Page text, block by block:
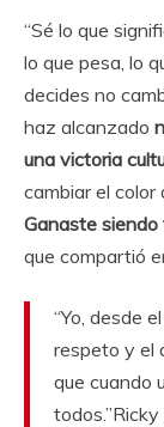
“Sé lo que
lo que pesa, lo
decides no
haz alcanzado
una victoria
cambiar el color
Ganaste
que compartió
Yo, desde
respeto y el
que cuando
todos. Ricky